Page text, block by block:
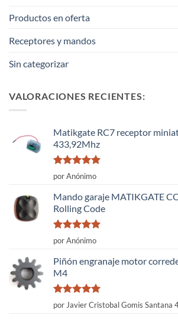
Productos en oferta
Receptores y mandos
Sin categorizar
VALORACIONES RECIENTES:
Matikgate RC7 receptor
433,92Mhz
Valorado
con
por Anónimo
Mando garaje MATIKGATE
Rolling Code
Valorado
con
por Anónimo
Piñón engranaje motor
M4
Valorado
con
por Javier Cristobal Gomis Santana